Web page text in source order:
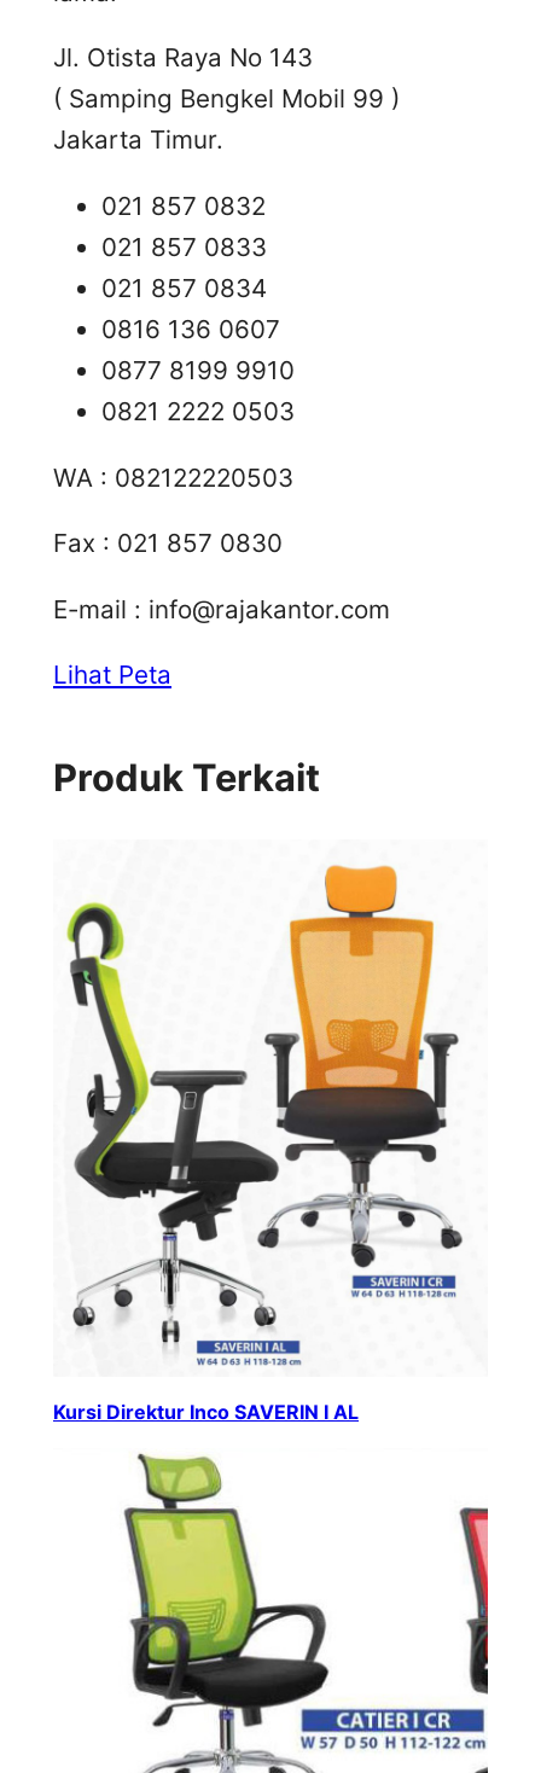
Jl. Otista Raya No 143
( Samping Bengkel Mobil 99 )
Jakarta Timur.
021 857 0832
021 857 0833
021 857 0834
0816 136 0607
0877 8199 9910
0821 2222 0503
WA : 082122220503
Fax : 021 857 0830
E-mail : info@rajakantor.com
Lihat Peta
Produk Terkait
Kursi Direktur Inco SAVERIN I AL